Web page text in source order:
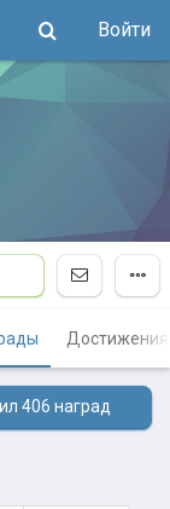
Войти
Достижения
406 наград